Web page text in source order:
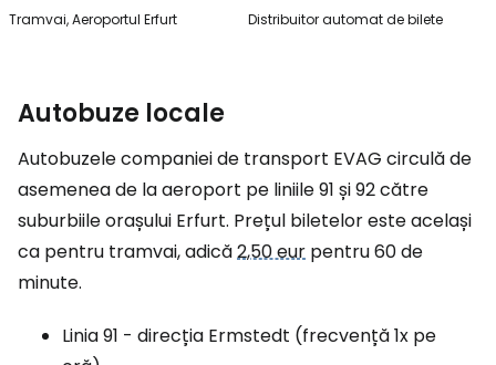
Tramvai, Aeroportul Erfurt Distribuitor automat de bilete
Autobuze locale
Autobuzele companiei de transport EVAG circulă de
asemenea de la aeroport pe liniile 91 și 92 către
suburbiile orașului Erfurt. Prețul biletelor este același
ca pentru tramvai, adică2,50 eur pentru 60 de
minute.
Linia 91 - direcția Ermstedt (frecvență 1x pe